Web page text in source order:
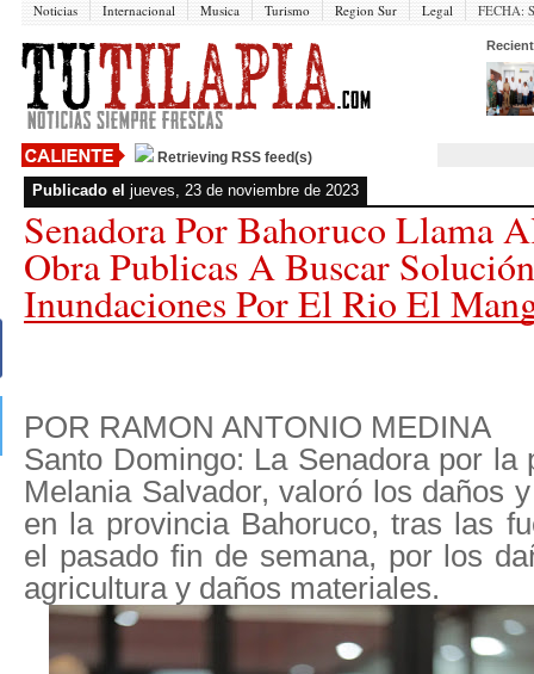
Noticias Internacional Musica Turismo Region Sur Legal FECHA:
Retrieving RSS feed(s)
Publicado el jueves, 23 de noviembre de 2023
Senadora Por Bahoruco Llama
Obra Publicas A Buscar
Inundaciones Por El Rio El
POR RAMON ANTONIO MEDINA
Santo Domingo: La Senadora por la
Melania Salvador, valoró los daños
en la provincia Bahoruco, tras las
el pasado fin de semana, por los
agricultura y daños materiales.